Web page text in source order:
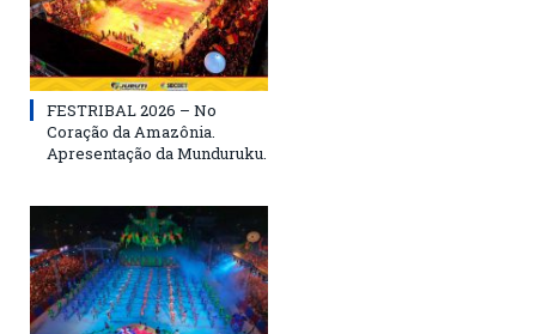
FESTRIBAL 2026 – No
Coração da Amazônia.
Apresentação da Munduruku.